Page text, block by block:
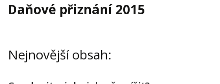
Solo
Inzerce
Daňové přiznání 2015
Nejnovější obsah: